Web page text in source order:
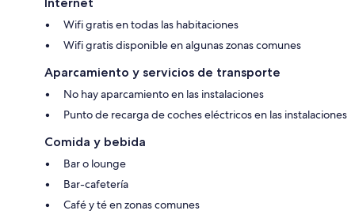
Wifi gratis en todas las habitaciones
Wifi gratis disponible en algunas zonas comunes
Aparcamiento y servicios de transporte
No hay aparcamiento en las instalaciones
Punto de recarga de coches eléctricos en las instalaciones
Comida y bebida
Bar o lounge
Bar-cafetería
Café y té en zonas comunes